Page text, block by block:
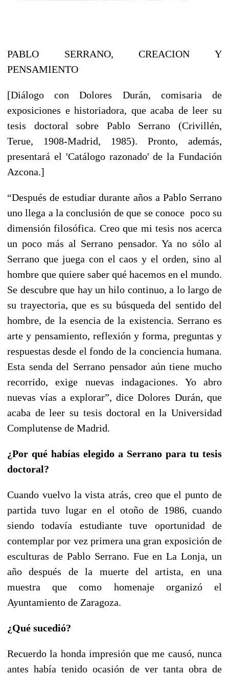
PABLO SERRANO, CREACION Y
PENSAMIENTO
[Diálogo con Dolores Durán, comisaria de
exposiciones e historiadora, que acaba de leer su
tesis doctoral sobre Pablo Serrano (Crivillén,
Terue, 1908-Madrid, 1985). Pronto, además,
presentará el 'Catálogo razonado' de la Fundación
Azcona.]
“Después de estudiar durante años a Pablo Serrano
uno llega a la conclusión de que se conoce poco su
dimensión filosófica. Creo que mi tesis nos acerca
un poco más al Serrano pensador. Ya no sólo al
Serrano que juega con el caos y el orden, sino al
hombre que quiere saber qué hacemos en el mundo.
Se descubre que hay un hilo continuo, a lo largo de
su trayectoria, que es su búsqueda del sentido del
hombre, de la esencia de la existencia. Serrano es
arte y pensamiento, reflexión y forma, preguntas y
respuestas desde el fondo de la conciencia humana.
Esta senda del Serrano pensador aún tiene mucho
recorrido, exige nuevas indagaciones. Yo abro
nuevas vías a explorar”, dice Dolores Durán, que
acaba de leer su tesis doctoral en la Universidad
Complutense de Madrid.
¿Por qué habías elegido a Serrano para tu tesis
doctoral?
Cuando vuelvo la vista atrás, creo que el punto de
partida tuvo lugar en el otoño de 1986, cuando
siendo todavía estudiante tuve oportunidad de
contemplar por vez primera una gran exposición de
esculturas de Pablo Serrano. Fue en La Lonja, un
año después de la muerte del artista, en una
muestra que como homenaje organizó el
Ayuntamiento de Zaragoza.
¿Qué sucedió?
Recuerdo la honda impresión que me causó, nunca
antes había tenido ocasión de ver tanta obra de